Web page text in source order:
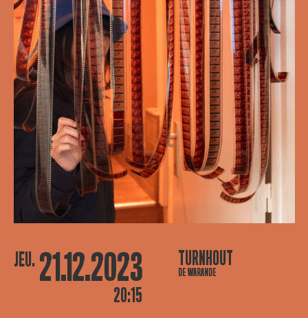
JEU. 21.12.2023
20:15
TURNHOUT
DE WARANDE